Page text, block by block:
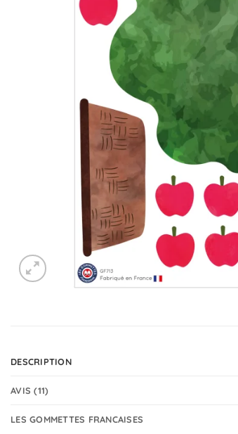
DESCRIPTION
AVIS (11)
LES GOMMETTES FRANCAISES